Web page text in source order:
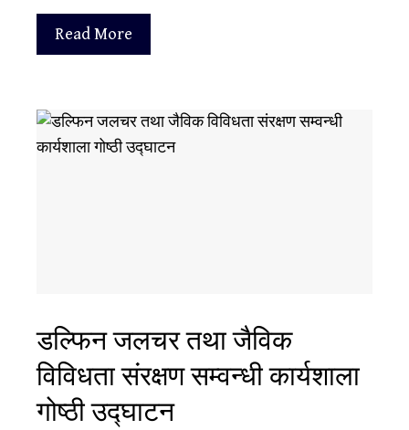
Read More
डल्फिन जलचर तथा जैविक
विविधता संरक्षण सम्वन्धी कार्यशाला
गोष्ठी उद्घाटन